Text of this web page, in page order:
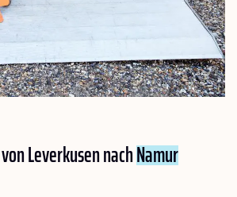
Leverkusen nachNamur